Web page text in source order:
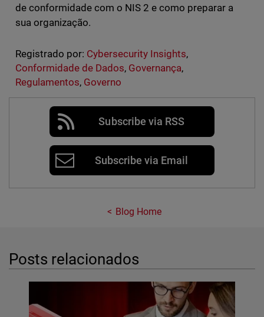
de conformidade com o NIS 2 e como preparar a
sua organização.
Registrado por: Cybersecurity Insights,
Conformidade de Dados, Governança,
Regulamentos, Governo
Subscribe via RSS
Subscribe via Email
Blog Home
Posts relacionados